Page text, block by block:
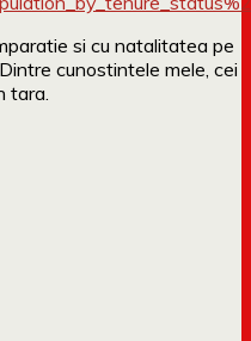
si cu natalitatea pe
cunostintele mele, cei
tara.